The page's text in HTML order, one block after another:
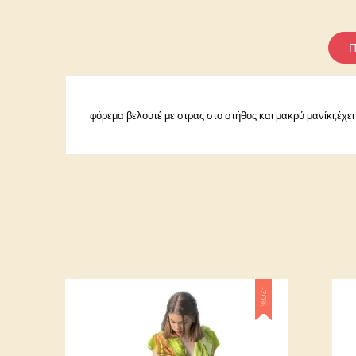
φόρεμα βελουτέ με στρας στο στήθος και μακρύ μανίκι,έχει
Κωδικός24123-04
-20%